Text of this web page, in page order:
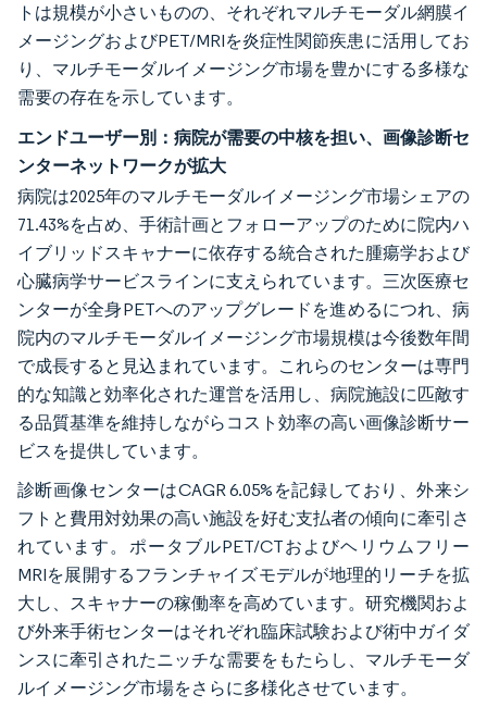
トは規模が小さいものの、それぞれマルチモーダル網膜イ
メージングおよびPET/MRIを炎症性関節疾患に活用してお
り、マルチモーダルイメージング市場を豊かにする多様な
需要の存在を示しています。
エンドユーザー別：病院が需要の中核を担い、画像診断セ
ンターネットワークが拡大
病院は2025年のマルチモーダルイメージング市場シェアの
71.43%を占め、手術計画とフォローアップのために院内ハ
イブリッドスキャナーに依存する統合された腫瘍学および
心臓病学サービスラインに支えられています。三次医療セ
ンターが全身PETへのアップグレードを進めるにつれ、病
院内のマルチモーダルイメージング市場規模は今後数年間
で成長すると見込まれています。これらのセンターは専門
的な知識と効率化された運営を活用し、病院施設に匹敵す
る品質基準を維持しながらコスト効率の高い画像診断サー
ビスを提供しています。
診断画像センターはCAGR 6.05%を記録しており、外来シ
フトと費用対効果の高い施設を好む支払者の傾向に牽引さ
れています。ポータブルPET/CTおよびヘリウムフリー
MRIを展開するフランチャイズモデルが地理的リーチを拡
大し、スキャナーの稼働率を高めています。研究機関およ
び外来手術センターはそれぞれ臨床試験および術中ガイダ
ンスに牽引されたニッチな需要をもたらし、マルチモーダ
ルイメージング市場をさらに多様化させています。